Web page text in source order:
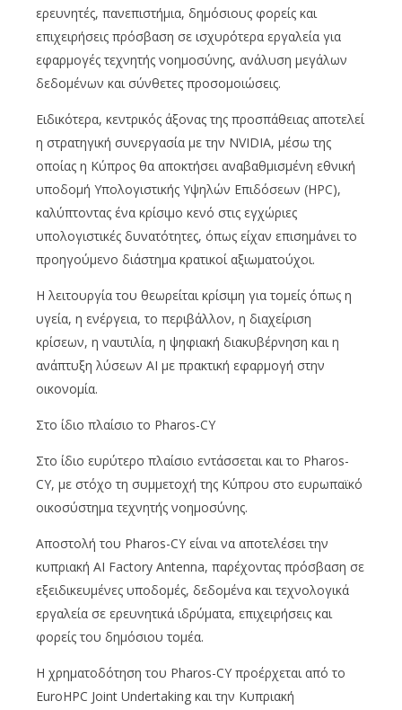
ερευνητές, πανεπιστήμια, δημόσιους φορείς και
επιχειρήσεις πρόσβαση σε ισχυρότερα εργαλεία για
εφαρμογές τεχνητής νοημοσύνης, ανάλυση μεγάλων
δεδομένων και σύνθετες προσομοιώσεις.
Ειδικότερα, κεντρικός άξονας της προσπάθειας αποτελεί
η στρατηγική συνεργασία με την NVIDIA, μέσω της
οποίας η Κύπρος θα αποκτήσει αναβαθμισμένη εθνική
υποδομή Υπολογιστικής Υψηλών Επιδόσεων (HPC),
καλύπτοντας ένα κρίσιμο κενό στις εγχώριες
υπολογιστικές δυνατότητες, όπως είχαν επισημάνει το
προηγούμενο διάστημα κρατικοί αξιωματούχοι.
Η λειτουργία του θεωρείται κρίσιμη για τομείς όπως η
υγεία, η ενέργεια, το περιβάλλον, η διαχείριση
κρίσεων, η ναυτιλία, η ψηφιακή διακυβέρνηση και η
ανάπτυξη λύσεων AI με πρακτική εφαρμογή στην
οικονομία.
Στο ίδιο πλαίσιο το Pharos-CY
Στο ίδιο ευρύτερο πλαίσιο εντάσσεται και το Pharos-
CY, με στόχο τη συμμετοχή της Κύπρου στο ευρωπαϊκό
οικοσύστημα τεχνητής νοημοσύνης.
Αποστολή του Pharos-CY είναι να αποτελέσει την
κυπριακή AI Factory Antenna, παρέχοντας πρόσβαση σε
εξειδικευμένες υποδομές, δεδομένα και τεχνολογικά
εργαλεία σε ερευνητικά ιδρύματα, επιχειρήσεις και
φορείς του δημόσιου τομέα.
Η χρηματοδότηση του Pharos-CY προέρχεται από το
EuroHPC Joint Undertaking και την Κυπριακή